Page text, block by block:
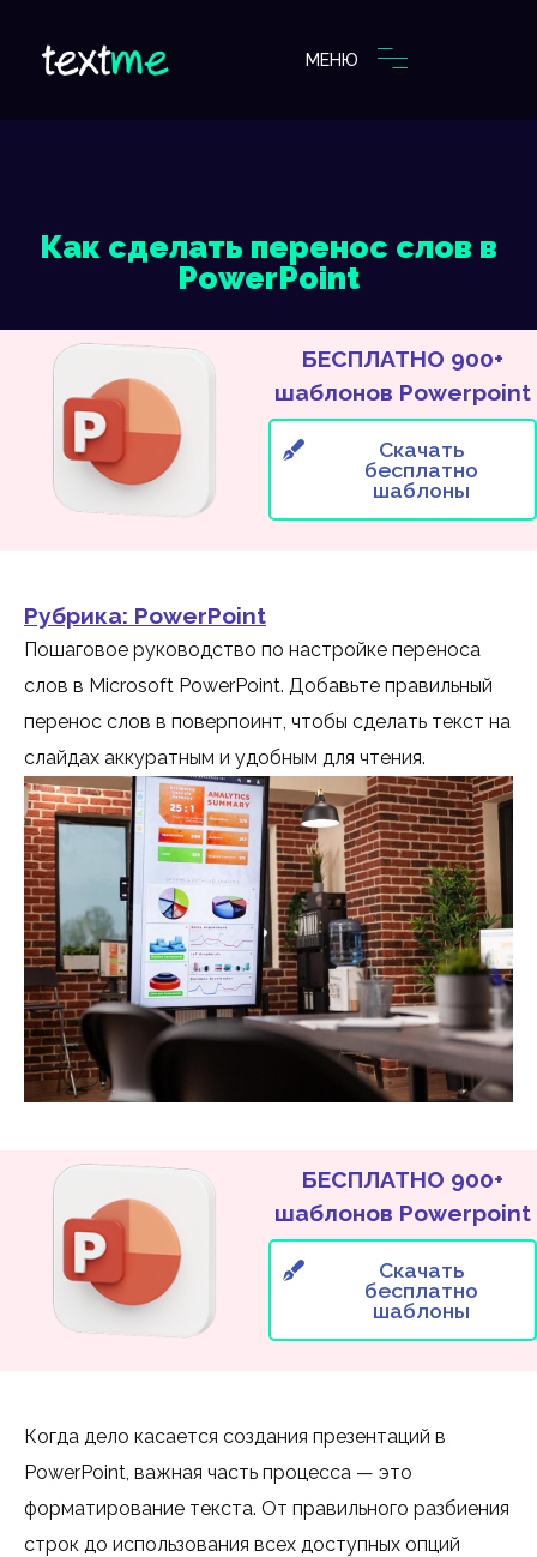
МЕНЮ
Как сделать перенос слов в
PowerPoint
БЕСПЛАТНО 900+
шаблонов Powerpoint
Скачать
бесплатно
шаблоны
Рубрика: PowerPoint
Пошаговое руководство по настройке переноса
слов в Microsoft PowerPoint. Добавьте правильный
перенос слов в поверпоинт, чтобы сделать текст на
слайдах аккуратным и удобным для чтения.
БЕСПЛАТНО 900+
шаблонов Powerpoint
Скачать
бесплатно
шаблоны
Когда дело касается создания презентаций в
PowerPoint, важная часть процесса — это
форматирование текста. От правильного разбиения
строк до использования всех доступных опций